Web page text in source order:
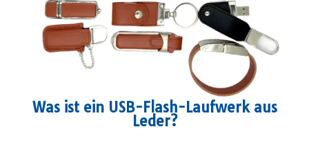
Was ist ein USB-Flash-Laufwerk aus
Leder?